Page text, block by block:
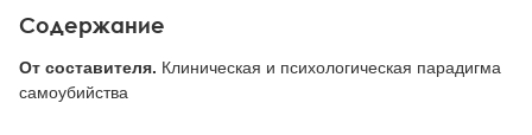
Содержание
От составителя. Клиническая и психологическая парадигма
самоубийства